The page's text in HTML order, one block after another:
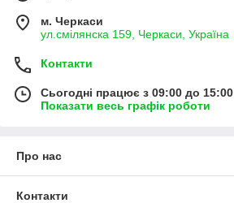
м. Черкаси
ул.смілянска 159, Черкаси, Україна
Контакти
Сьогодні працює з 09:00 до 15:00
Показати весь графік роботи
Про нас
Контакти